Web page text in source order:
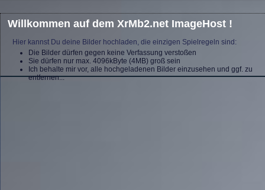
Willkommen auf dem XrMb2.net ImageHost !
Hier kannst Du deine Bilder hochladen, die einzigen Spielregeln sind:
Die Bilder dürfen gegen keine Verfassung verstoßen
Sie dürfen nur max. 4096kByte (4MB) groß sein
Ich behalte mir vor, alle hochgeladenen Bilder einzusehen und ggf. zu
entfernen...